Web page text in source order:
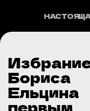
Бориса
Ельцина